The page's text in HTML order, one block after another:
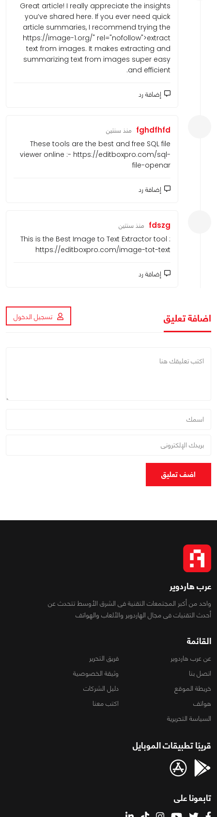
Great article! I really appreciate the
insights you’ve shared here. If you ever
need quick article summaries, I
recommend trying thehttps://image-
1.org/" rel="nofollow">extract text from
images. It makes extracting and
summarizing text from images super
fghdfhfd منذ سنتين
These tools are the best and free SQL file
viewer online :-
fdszg منذ سنتين
This is the Best Image to Text Extractor tool :
اضافة تعليق تسجيل الدخول
اضف تعليق
عرب هاردوير
واحد من أكبر المجتمعات التقنية فى الشرق الأوسط تتحدث عن
عن عرب هاردوير
فريق التحرير
اتصل بنا
وثيقة الخصوصية
خريطة الموقع
دليل الشركات
هواتف
قريبًا تطبيقات الموبايل
تابعونا على